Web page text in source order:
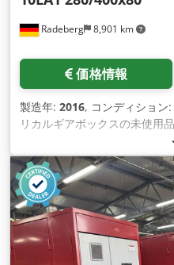
Radeberg 8,901 km
価格情報
製造年: 2016, コンディション:
リカルギアボックスの未使用
21815 ギヤボックスはハウジ
されています。 クローカップ
可能) 最大トルク：
Ab Aeck 最大出力：51 kW オ
スピード：n2= 17.5 重量：
ャフトの直径d2：160mm 軸
h2:925mm ベースからの長さ
ルクーラーがありません。